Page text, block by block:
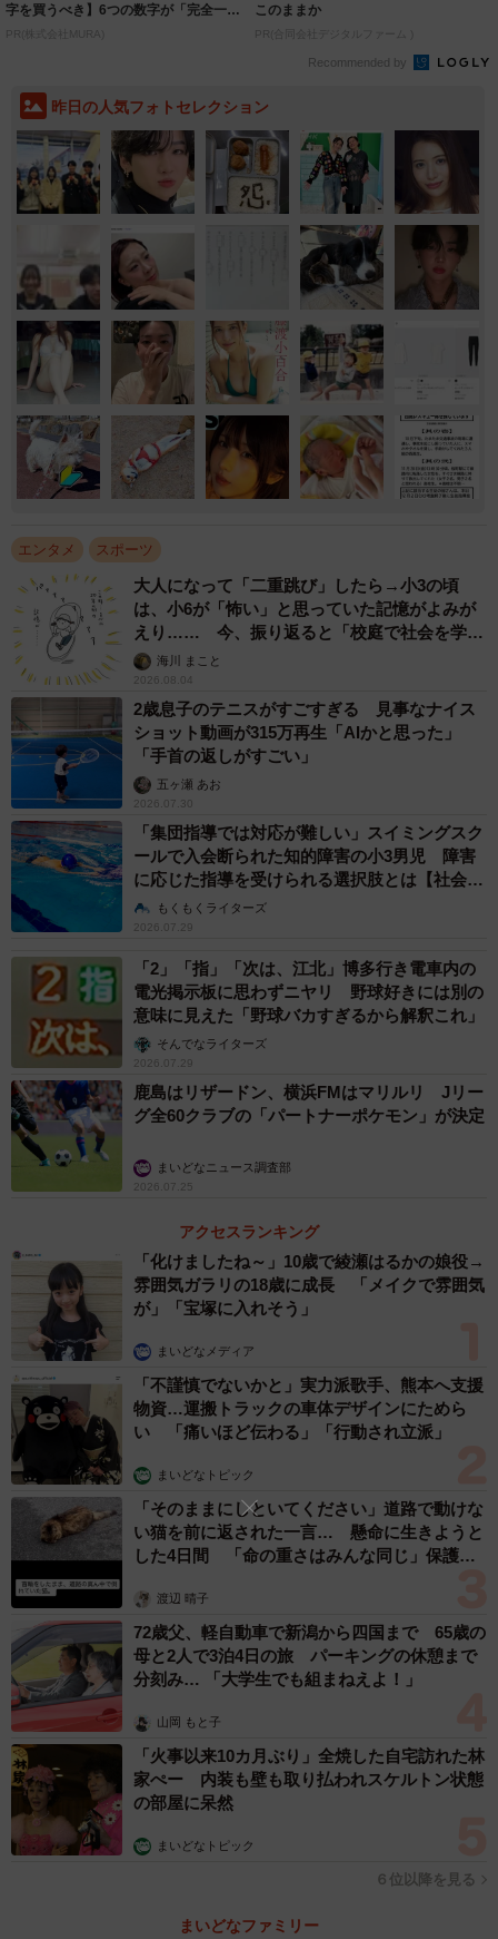
字を買うべき】6つの数字が「完全一
致」する方...
PR(株式会社MURA)
このままか
PR(合同会社デジタルファーム )
Recommended by
昨日の人気フォトセレクション
エンタメ スポーツ
大人になって「二重跳び」したら→小3の頃
は、小6が「怖い」と思っていた記憶がよみが
えり…… 今、振り返ると「校庭で社会を学ん
でいった」【漫画】
海川 まこと
2026.08.04
2歳息子のテニスがすごすぎる 見事なナイス
ショット動画が315万再生「AIかと思った」
「手首の返しがすごい」
五ヶ瀬 あお
2026.07.30
「集団指導では対応が難しい」スイミングスク
ールで入会断られた知的障害の小3男児 障害
に応じた指導を受けられる選択肢とは【社会福
祉士が解説】
もくもくライターズ
2026.07.29
「2」「指」「次は、江北」博多行き電車内の
電光掲示板に思わずニヤリ 野球好きには別の
意味に見えた「野球バカすぎるから解釈これ」
そんでなライターズ
2026.07.29
鹿島はリザードン、横浜FMはマリルリ Jリー
グ全60クラブの「パートナーポケモン」が決定
まいどなニュース調査部
2026.07.25
アクセスランキング
「化けましたね～」10歳で綾瀬はるかの娘役→
雰囲気ガラリの18歳に成長 「メイクで雰囲気
が」「宝塚に入れそう」
まいどなメディア
「不謹慎でないかと」実力派歌手、熊本へ支援
物資…運搬トラックの車体デザインにためら
い 「痛いほど伝わる」「行動され立派」
まいどなトピック
「そのままにしといてください」道路で動けな
い猫を前に返された一言… 懸命に生きようと
した4日間 「命の重さはみんな同じ」保護団
渡辺 晴子
72歳父、軽自動車で新潟から四国まで 65歳の
母と2人で3泊4日の旅 パーキングの休憩まで
分刻み… 「大学生でも組まねえよ！」
山岡 もと子
「火事以来10カ月ぶり」全焼した自宅訪れた林
家ぺー 内装も壁も取り払われスケルトン状態
の部屋に呆然
まいどなトピック
６位以降を見る
まいどなファミリー